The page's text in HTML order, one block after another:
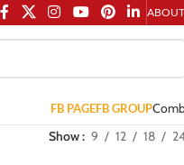
FB PAGEFB GROUP
Show
9 12 18